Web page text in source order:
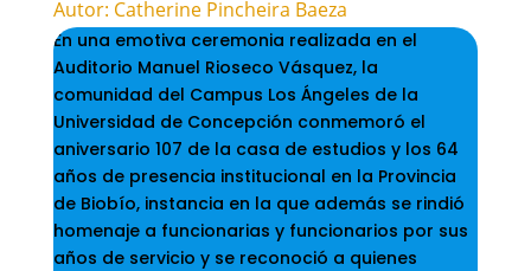
Autor: Catherine Pincheira Baeza
En una emotiva ceremonia realizada en el
Auditorio Manuel Rioseco Vásquez, la
comunidad del Campus Los Ángeles de la
Universidad de Concepción conmemoró el
aniversario 107 de la casa de estudios y los 64
años de presencia institucional en la Provincia
de Biobío, instancia en la que además se rindió
homenaje a funcionarias y funcionarios por sus
años de servicio y se reconoció a quienes